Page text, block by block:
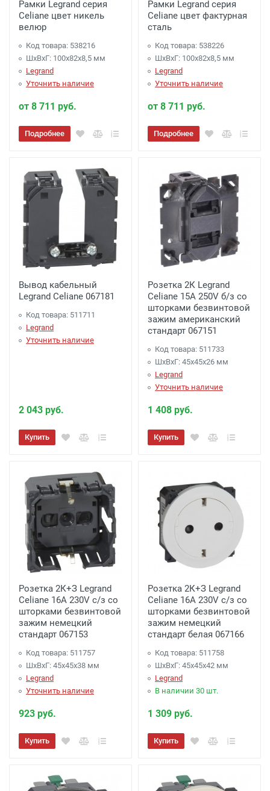
Рамки Legrand серия
Celiane цвет никель
велюр
Код товара: 538216
ШхВхГ: 100x82x8,5 мм
Legrand
Уточнить наличие
от 8 711 руб.
Подробнее
Рамки Legrand серия
Celiane цвет фактурная
сталь
Код товара: 538226
ШхВхГ: 100x82x8,5 мм
Legrand
Уточнить наличие
от 8 711 руб.
Подробнее
Вывод кабельный
Legrand Celiane 067181
Код товара: 511711
Legrand
Уточнить наличие
2 043 руб.
Купить
Розетка 2К Legrand
Celiane 15A 250V б/з со
шторками безвинтовой
зажим американский
стандарт 067151
Код товара: 511733
ШхВхГ: 45x45x26 мм
Legrand
Уточнить наличие
1 408 руб.
Купить
Розетка 2К+З Legrand
Celiane 16A 230V с/з со
шторками безвинтовой
зажим немецкий
стандарт 067153
Код товара: 511757
ШхВхГ: 45x45x38 мм
Legrand
Уточнить наличие
923 руб.
Купить
Розетка 2К+З Legrand
Celiane 16A 230V с/з со
шторками безвинтовой
зажим немецкий
стандарт белая 067166
Код товара: 511758
ШхВхГ: 45x45x42 мм
Legrand
В наличии 30 шт.
1 309 руб.
Купить